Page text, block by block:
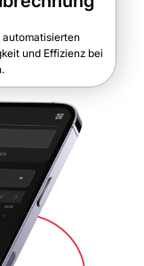
automatisierten
und Effizienz bei